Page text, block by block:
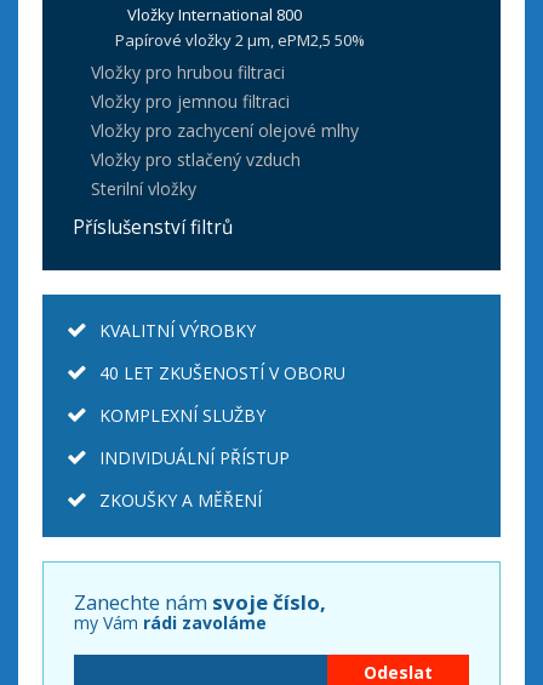
Vložky International 800
Papírové vložky 2 µm, ePM2,5 50%
Vložky pro hrubou filtraci
Vložky pro jemnou filtraci
Vložky pro zachycení olejové mlhy
Vložky pro stlačený vzduch
Sterilní vložky
Příslušenství filtrů
KVALITNÍ VÝROBKY
40 LET ZKUŠENOSTÍ V OBORU
KOMPLEXNÍ SLUŽBY
INDIVIDUÁLNÍ PŘÍSTUP
ZKOUŠKY A MĚŘENÍ
Zanechte nám svoje číslo,
my Vám rádi zavoláme